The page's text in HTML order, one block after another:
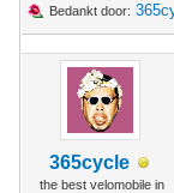
Bedankt door:
365cycle
the best velomobile in